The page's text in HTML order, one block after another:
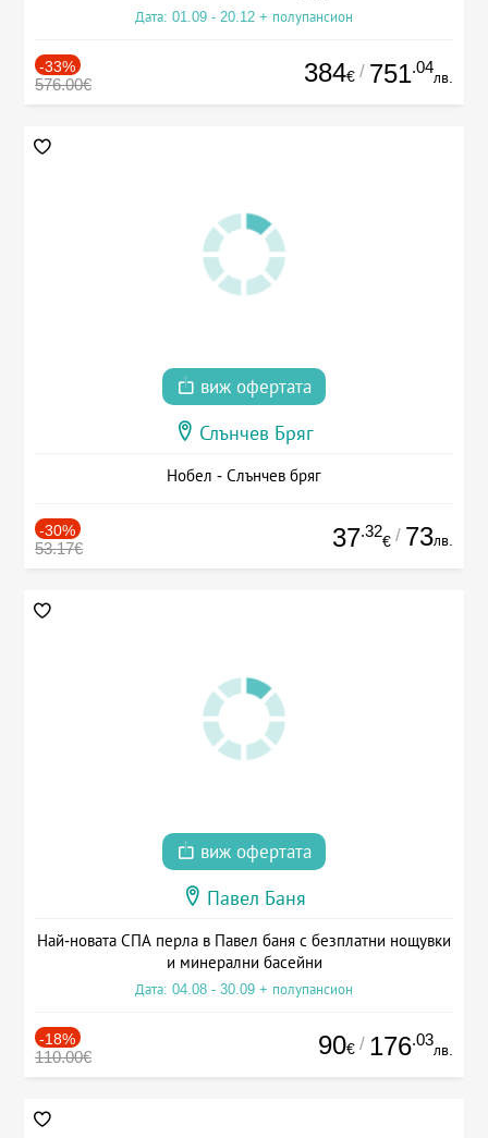
Дата: 01.09 - 20.12 + полупансион
-33%
576.00€ 384€ / 751.04
лв.
виж офертата
Слънчев Бряг
Нобел - Слънчев бряг
-30%
53.17€ 37.32
€ / 73лв.
виж офертата
Павел Баня
Най-новата СПА перла в Павел баня с безплатни нощувки
и минерални басейни
Дата: 04.08 - 30.09 + полупансион
-18%
110.00€ 90€ / 176.03
лв.